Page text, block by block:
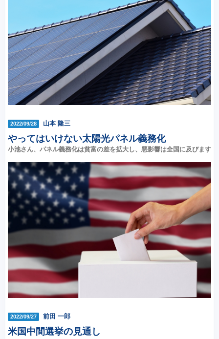
2022/09/28 山本 隆三
やってはいけない太陽光パネル義務化
小池さん、パネル義務化は貧富の差を拡大し、悪影響は全国に及びます
2022/09/27 前田 一郎
米国中間選挙の見通し